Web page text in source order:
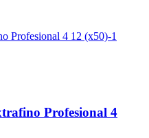
Profesional 4